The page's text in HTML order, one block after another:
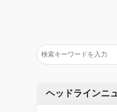
ヘッドラインニ